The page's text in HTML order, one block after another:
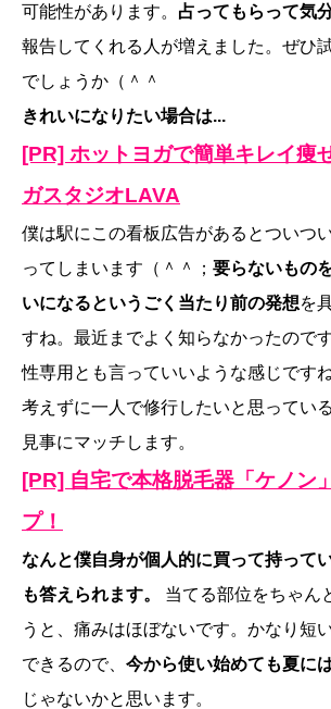
可能性があります。 占ってもらって気
報告してくれる人が増えました。ぜひ
でしょうか（＾＾
きれいになりたい場合は...
[PR] ホットヨガで簡単キレイ痩
ガスタジオLAVA
僕は駅にこの看板広告があるとついつ
ってしまいます（＾＾； 要らないもの
いになるというごく当たり前の発想を
すね。最近までよく知らなかったので
性専用とも言っていいような感じです
考えずに一人で修行したいと思ってい
見事にマッチします。
[PR] 自宅で本格脱毛器「ケノン
プ！
なんと僕自身が個人的に買って持って
も答えられます。
当てる部位をちゃん
うと、痛みはほぼないです。かなり短
できるので、 今から使い始めても夏に
じゃないかと思います。